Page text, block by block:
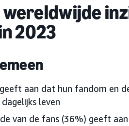
2023
aan dat hun fandom en
leven
van de fans (36%) geeft